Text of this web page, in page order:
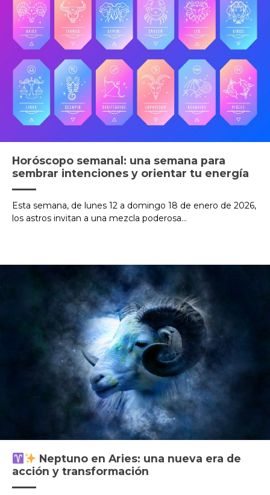
Neptuno en Aries: una nueva era de
acción y transformación
Horóscopo semanal: una semana para
sembrar intenciones y orientar tu energía
Esta semana, de lunes 12 a domingo 18 de enero de 2026,
los astros invitan a una mezcla poderosa...